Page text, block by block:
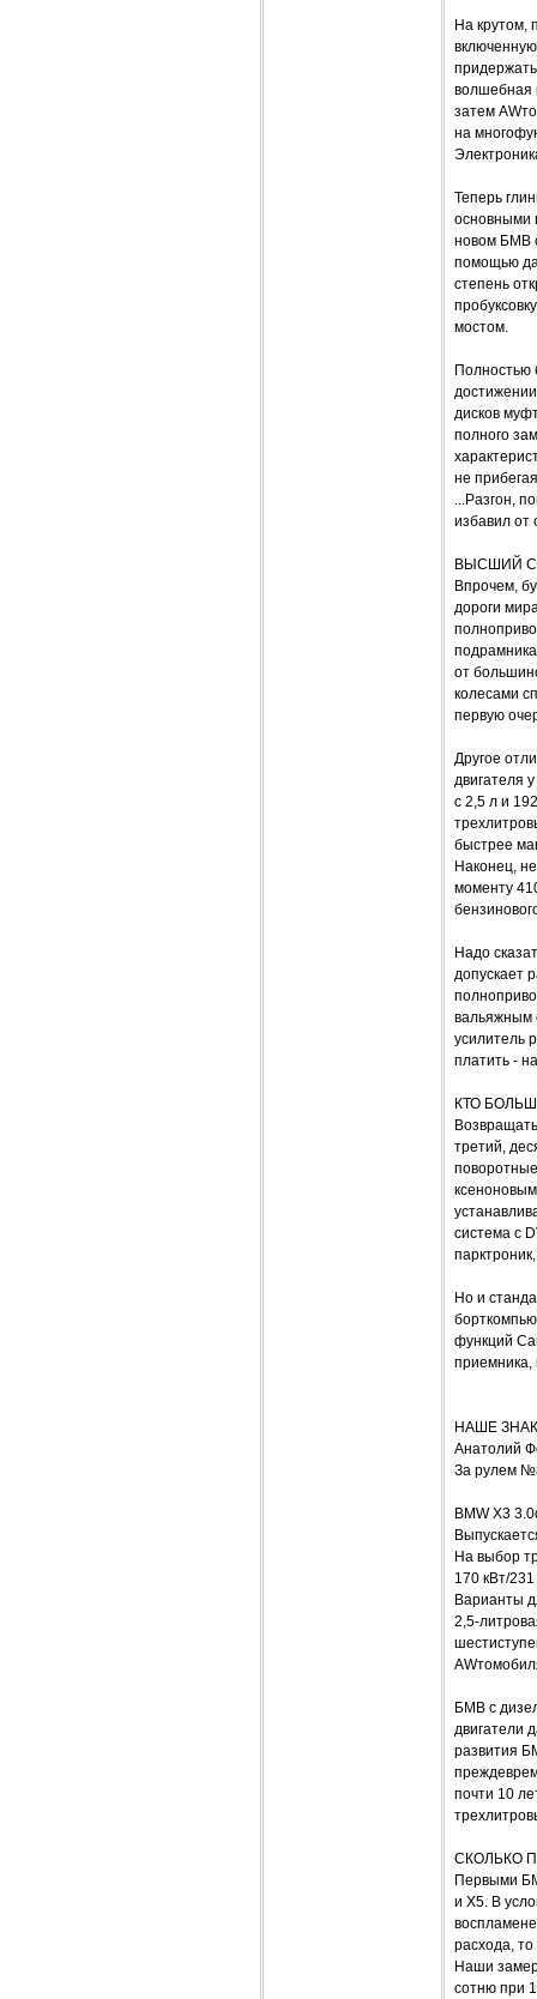
На крутом,
волшебная
затем
на
Теперь
основными
новом БМВ
помощью
степень
мостом.
Полностью
дисков
полного
не
...Разгон,
избавил от
ВЫСШИЙ
Впрочем,
дороги
от
колесами
первую
Другое
двигателя
с 2,5 л и
быстрее
Наконец,
моменту
Надо
допускает
вальяжным
усилитель
платить -
КТО
третий,
система с
Но и
функций
приемника,
НАШЕ
Анатолий
За рулем
BMW X3
На выбор
170 кВт/
Варианты
2,5-
БМВ с
двигатели
развития
почти 10
СКОЛЬКО
Первыми
и Х5. В
расхода,
Наши
сотню при